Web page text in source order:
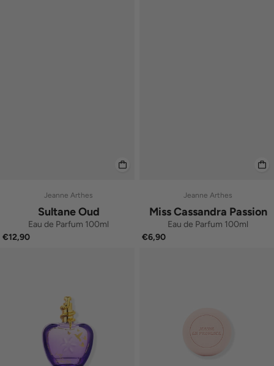
Jeanne Arthes
Sultane Oud
Eau de Parfum 100ml
€12,90
Jeanne Arthes
Miss Cassandra Passion
Eau de Parfum 100ml
€6,90